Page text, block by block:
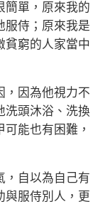
簡單，原來我的
服侍；原來我是
貧窮的人家當中
因為他視力不
洗頭沐浴、洗換
能也有困難，
自以為自己有
與服侍別人，更